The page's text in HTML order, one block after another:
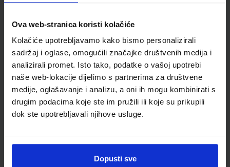
Ova web-stranica koristi kolačiće
Kolačiće upotrebljavamo kako bismo personalizirali
sadržaj i oglase, omogućili značajke društvenih medija i
analizirali promet. Isto tako, podatke o vašoj upotrebi
naše web-lokacije dijelimo s partnerima za društvene
medije, oglašavanje i analizu, a oni ih mogu kombinirati s
drugim podacima koje ste im pružili ili koje su prikupili
dok ste upotrebljavali njihove usluge.
Dopusti sve
Newsletter prijava
proizvodima i uslugama, akcijama i drugim
pogodnostima